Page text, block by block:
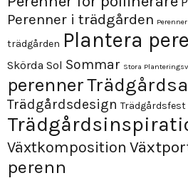
Perenner i trädgården
trädgården Plantera
Skörda Sol Sommar Stora
perenner
Trädgårdsdesign Trädgårdsfest
Växtkomposition
perenn